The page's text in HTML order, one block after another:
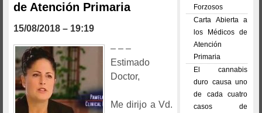
de Atención Primaria
15/08/2018 – 19:19
– – –
Estimado
Doctor,
Me dirijo a Vd.
Forzosos
Carta Abierta a
los Médicos de
Atención
Primaria
El cannabis
duro causa uno
de cada cuatro
casos de